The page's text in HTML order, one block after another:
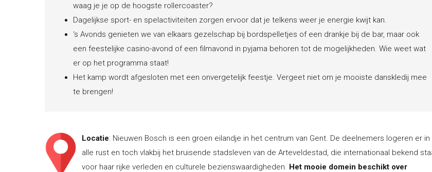
waag je je op de hoogste rollercoaster?
Dagelijkse sport- en spelactiviteiten zorgen ervoor dat je telkens weer je energie kwijt kan.
‘s Avonds genieten we van elkaars gezelschap bij bordspelletjes of een drankje bij de bar, maar ook
een feestelijke casino-avond of een filmavond in pyjama behoren tot de mogelijkheden. Wie weet wat
er op het programma staat!
Het kamp wordt afgesloten met een onvergetelijk feestje. Vergeet niet om je mooiste danskledij mee
te brengen!
Locatie: Nieuwen Bosch is een groen eilandje in het centrum van Gent. De deelnemers logeren er in
alle rust en toch vlakbij het bruisende stadsleven van de Arteveldestad, die internationaal bekend
voor haar rijke verleden en culturele bezienswaardigheden. Het mooie domein beschikt over